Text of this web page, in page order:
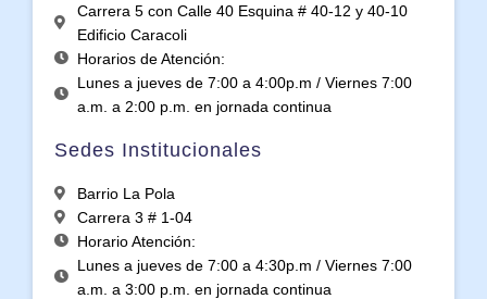
Carrera 5 con Calle 40 Esquina # 40-12 y 40-10
Edificio Caracoli
Horarios de Atención:
Lunes a jueves de 7:00 a 4:00p.m / Viernes 7:00
a.m. a 2:00 p.m. en jornada continua
Sedes Institucionales
Barrio La Pola
Carrera 3 # 1-04
Horario Atención:
Lunes a jueves de 7:00 a 4:30p.m / Viernes 7:00
a.m. a 3:00 p.m. en jornada continua